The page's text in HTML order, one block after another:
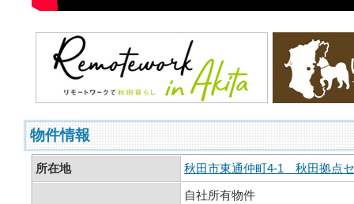
物件情報
所在地 秋田市東通仲町4‐1 秋田拠点
自社所有物件